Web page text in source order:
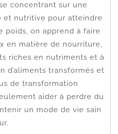
concentrant sur une
et nutritive pour atteindre
poids, on apprend à faire
en matière de nourriture,
riches en nutriments et à
d’aliments transformés et
de transformation
aider à perdre du
un mode de vie sain